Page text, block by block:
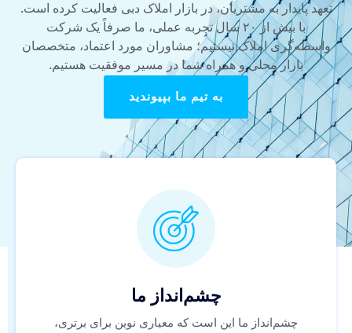
تعهد پایدار به مشتریان، در بازار املاک دبی فعالیت کرده است.
با بیش از ۲۰ سال تجربه عملی، ما صرفاً یک شرکت
واسطه‌گری املاک نیستیم؛ مشاوران مورد اعتماد، متخصصان
بازار محلی و همراه شما در مسیر موفقیت هستیم.
به تیم ما بپیوندید
چشم‌انداز ما
چشم‌انداز ما این است که معیاری نوین برای برتری،